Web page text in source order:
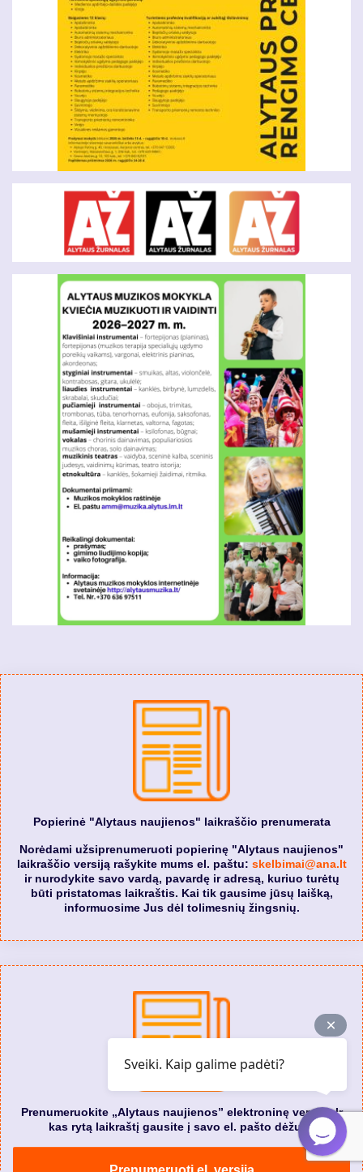
Popierinė "Alytaus naujienos" laikraščio prenumerata
Norėdami užsiprenumeruoti popierinę "Alytaus naujienos"
laikraščio versiją rašykite mums el. paštu: skelbimai@ana.lt
ir nurodykite savo vardą, pavardę ir adresą, kuriuo turėtų
būti pristatomas laikraštis. Kai tik gausime jūsų laišką,
informuosime Jus dėl tolimesnių žingsnių.
Prenumeruokite „Alytaus naujienos” elektroninę versiją. Ir
kas rytą laikraštį gausite į savo el. pašto dėžutę.
Sveiki. Kaip galime padėti?